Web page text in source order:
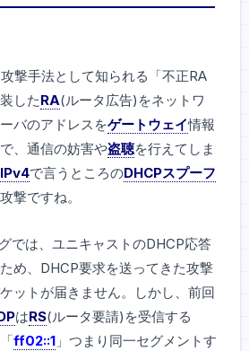
撃手法として知られる「不正RA
したRA(ルータ広告)をネットワ
バのアドレスをゲートウェイ情報
、通信の妨害や盗聴を行えてしま
IPv4で言うところのDHCPスプーフ
撃ですね。
では、ユニキャストのDHCP応答
め、DHCP要求を送ってきた攻撃
ットが届きません。しかし、前回
はRS(ルータ要請)を受信する
ff02::1 」つまり同一セグメントす